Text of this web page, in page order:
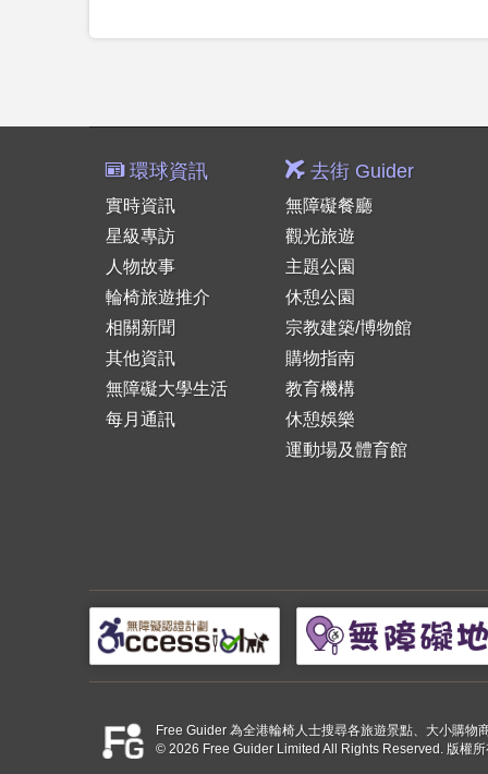
環球資訊
實時資訊
星級專訪
人物故事
輪椅旅遊推介
相關新聞
其他資訊
無障礙大學生活
每月通訊
去街 Guider
無障礙餐廳
觀光旅遊
主題公園
休憩公園
宗教建築/博物館
購物指南
教育機構
休憩娛樂
運動場及體育館
Free Guider 為全港輪椅人士搜尋各旅遊景點、大小購物
© 2026 Free Guider Limited All Rights Reserved. 版權